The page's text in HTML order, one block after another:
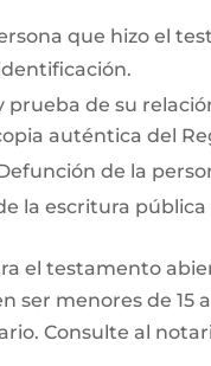
que hizo el
prueba de su
auténtica del
de la
la escritura
el testamento
ser menores de 15
Consulte al